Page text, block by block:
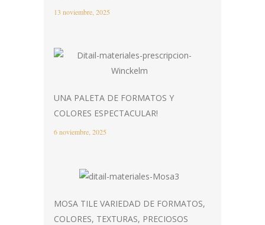
13 noviembre, 2025
UNA PALETA DE FORMATOS Y
COLORES ESPECTACULAR!
6 noviembre, 2025
MOSA TILE VARIEDAD DE FORMATOS,
COLORES, TEXTURAS, PRECIOSOS